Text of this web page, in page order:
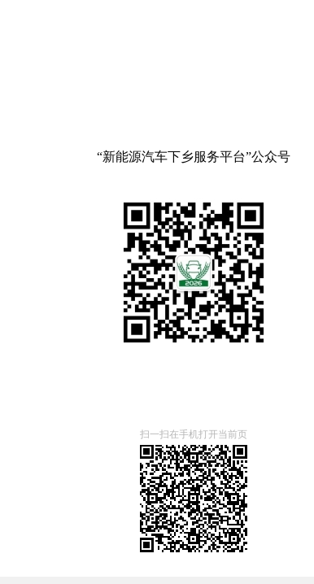
“新能源汽车下乡服务平台”公众号
扫一扫在手机打开当前页